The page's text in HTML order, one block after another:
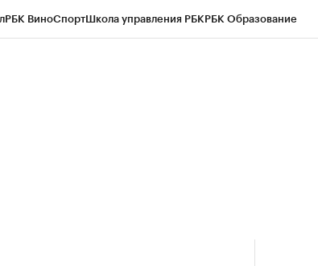
РБК ВиноСпортШкола управления РБКРБК Образование